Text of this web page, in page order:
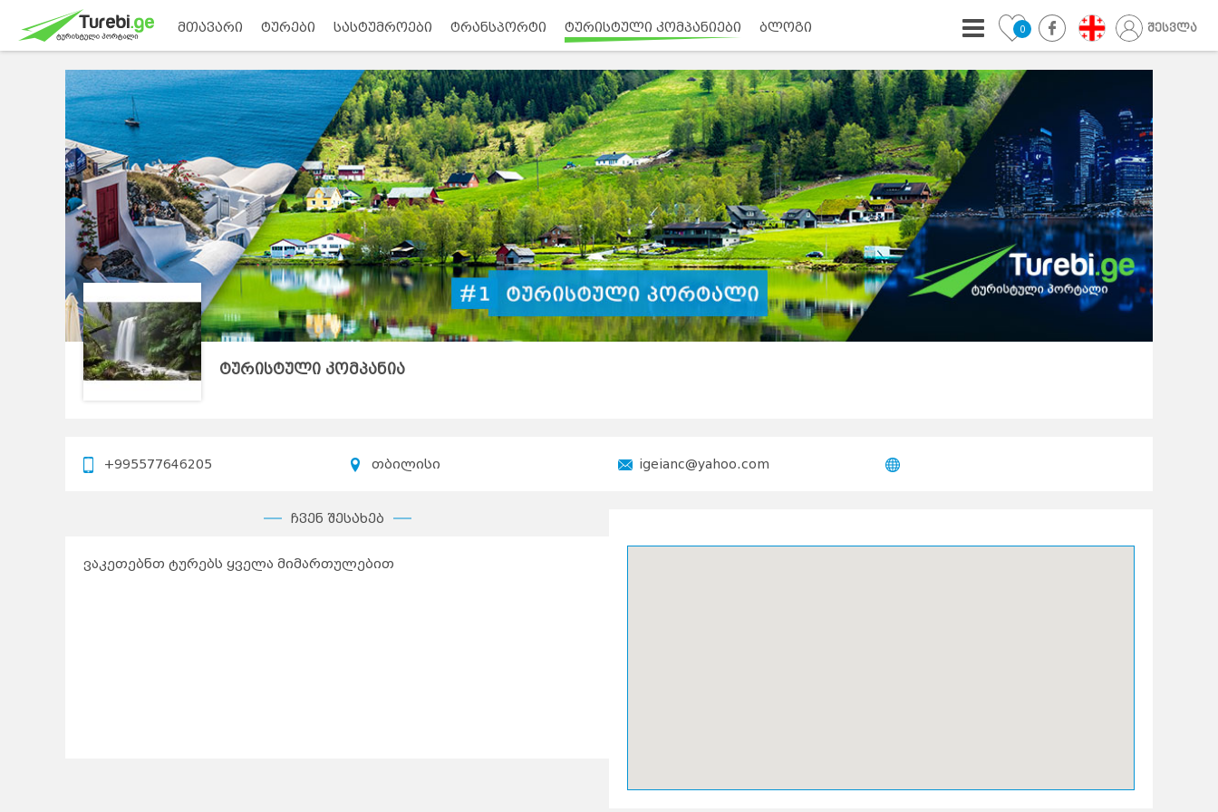
მთავარი ტურები სასტუმროები ტრანსპორტი ტურისტული კომპანიები ბლოგი 0 შესვლა
ტურისტული კომპანია
+995577646205 თბილისი igeianc@yahoo.com
ჩვენ შესახებ
ვაკეთებნთ ტურებს ყველა მიმართულებით